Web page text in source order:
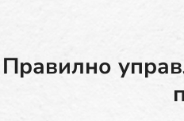
Правилно